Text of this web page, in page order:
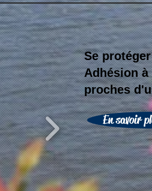
Se protéger
Adhésion
proches
En savoir